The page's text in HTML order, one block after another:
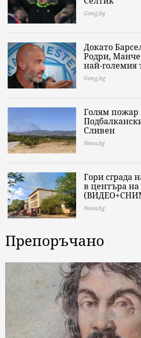
Gong.bg
Докато
Родри,
най-големия
Gong.bg
Голям пожар
Сливен
Nova.bg
Гори сграда
в центъра
Nova.bg
Препоръчано